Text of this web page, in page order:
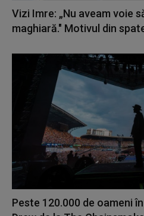
Vizi Imre: „Nu aveam voie
maghiară." Motivul din
Peste 120.000 de oameni